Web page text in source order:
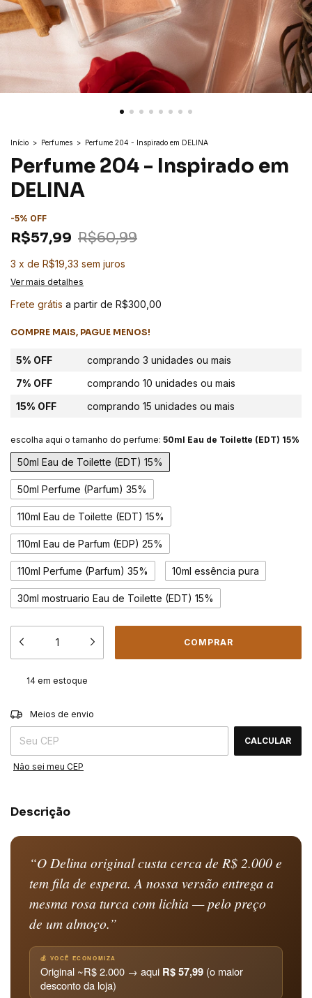
Início > Perfumes > Perfume 204 - Inspirado em DELINA
Perfume 204 - Inspirado em
DELINA
-5% OFF
R$57,99 R$60,99
3 x de R$19,33 sem juros
Ver mais detalhes
Frete grátis a partir de R$300,00
COMPRE MAIS, PAGUE MENOS!
5% OFF
comprando 3 unidades ou mais
7% OFF
comprando 10 unidades ou mais
15% OFF
comprando 15 unidades ou mais
escolha aqui o tamanho do perfume: 50ml Eau de Toilette (EDT) 15%
50ml Eau de Toilette (EDT) 15%
50ml Perfume (Parfum) 35%
110ml Eau de Toilette (EDT) 15%
110ml Eau de Parfum (EDP) 25%
110ml Perfume (Parfum) 35% 10ml essência pura
30ml mostruario Eau de Toilette (EDT) 15%
14 em estoque
Entregas para o CEP:
Meios de envio
CALCULAR
Não sei meu CEP
Descrição
“O Delina original custa cerca de R$ 2.000 e
tem fila de espera. A nossa versão entrega a
mesma rosa turca com lichia — pelo preço
de um almoço.”
💰 VOCÊ ECONOMIZA
Original ~R$ 2.000 → aqui R$ 57,99 (o maior
desconto da loja)